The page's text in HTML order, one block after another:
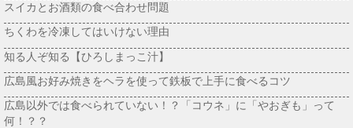
スイカとお酒類の食べ合わせ問題
ちくわを冷凍してはいけない理由
知る人ぞ知る【ひろしまっこ汁】
広島風お好み焼きをヘラを使って鉄板で上手に食べるコツ
広島以外では食べられていない！？「コウネ」に「やおぎも」って
何！？？